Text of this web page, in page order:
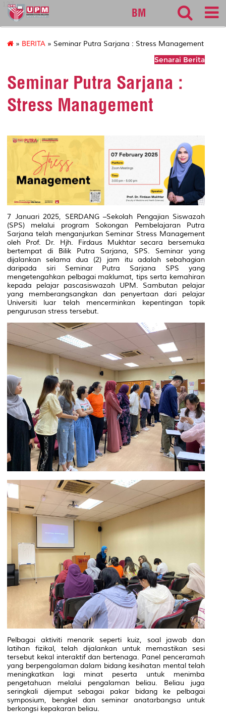
127
BM
» BERITA » Seminar Putra Sarjana : Stress Management
Senarai Berita
Seminar Putra Sarjana :
Stress Management
7 Januari 2025, SERDANG –Sekolah Pengajian Siswazah
(SPS) melalui program Sokongan Pembelajaran Putra
Sarjana telah menganjurkan Seminar Stress Management
oleh Prof. Dr. Hjh. Firdaus Mukhtar secara bersemuka
bertempat di Bilik Putra Sarjana, SPS. Seminar yang
dijalankan selama dua (2) jam itu adalah sebahagian
daripada siri Seminar Putra Sarjana SPS yang
mengetengahkan pelbagai maklumat, tips serta kemahiran
kepada pelajar pascasiswazah UPM. Sambutan pelajar
yang memberangsangkan dan penyertaan dari pelajar
Universiti luar telah mencerminkan kepentingan topik
pengurusan stress tersebut.
Pelbagai aktiviti menarik seperti kuiz, soal jawab dan
latihan fizikal, telah dijalankan untuk memastikan sesi
tersebut kekal interaktif dan bertenaga. Panel penceramah
yang berpengalaman dalam bidang kesihatan mental telah
meningkatkan lagi minat peserta untuk menimba
pengetahuan melalui pengalaman beliau. Beliau juga
seringkali dijemput sebagai pakar bidang ke pelbagai
symposium, bengkel dan seminar anatarbangsa untuk
berkongsi kepakaran beliau.